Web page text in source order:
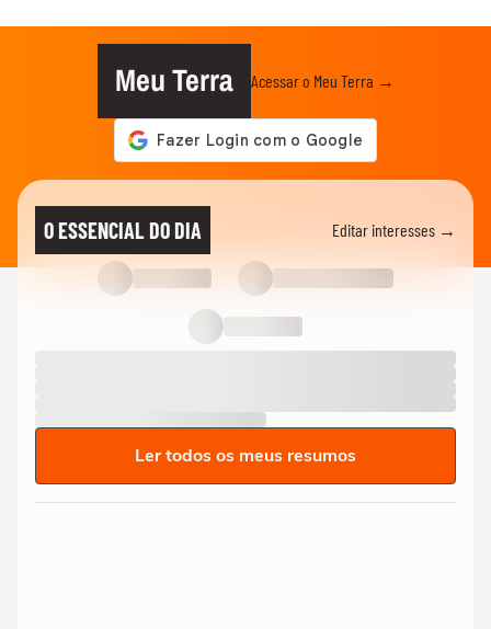
Meu Terra Acessar o Meu Terra →
O ESSENCIAL DO DIA Editar interesses →
Ler todos os meus resumos